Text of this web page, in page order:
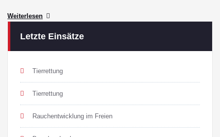
Weiterlesen
Letzte Einsätze
Tierrettung
Tierrettung
Rauchentwicklung im Freien